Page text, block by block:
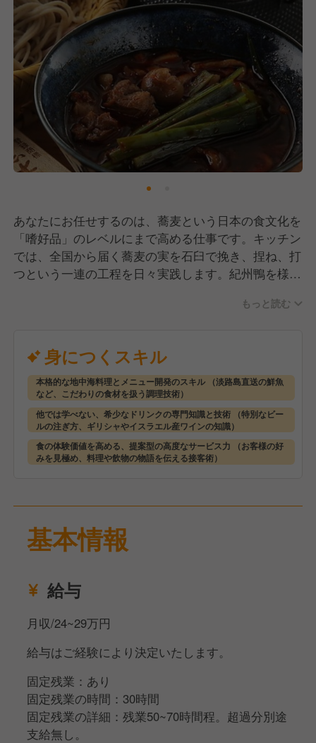
あなたにお任せするのは、蕎麦という日本の食文化を
「嗜好品」のレベルにまで高める仕事です。キッチン
では、全国から届く蕎麦の実を石臼で挽き、捏ね、打
つという一連の工程を日々実践します。紀州鴨を様々
ー役を担います。お客様を奈良吉野の銘木カウンター
へご案内し、信楽焼の特注品や大阪錫器で料理や日本
酒を提供。器の選定からお酒のペアリング提案まで、
お客様の五感に響く「心地よい時間」を創り上げるこ
とが、あなたの大切なミッションです。
もっと読む
身につくスキル
本格的な地中海料理とメニュー開発のスキル （淡路島直送の鮮魚
など、こだわりの食材を扱う調理技術）
他では学べない、希少なドリンクの専門知識と技術 （特別なビー
ルの注ぎ方、ギリシャやイスラエル産ワインの知識）
食の体験価値を高める、提案型の高度なサービス力 （お客様の好
みを見極め、料理や飲物の物語を伝える接客術）
基本情報
給与
月収/24~29万円
給与はご経験により決定いたします。
固定残業：あり
固定残業の時間：30時間
固定残業の詳細：残業50~70時間程。超過分別途
支給無し。